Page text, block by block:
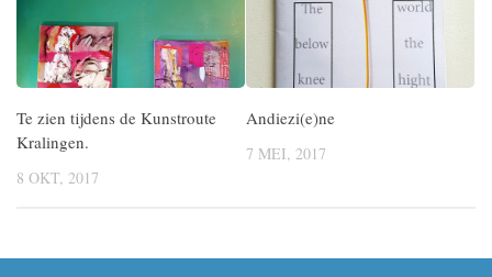
Te zien tijdens de Kunstroute
Kralingen.
8 OKT, 2017
Andiezi(e)ne
7 MEI, 2017